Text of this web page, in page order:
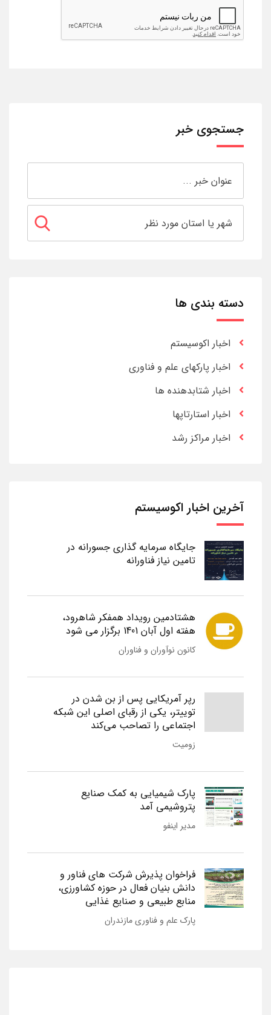
جستجوی خبر
دسته بندی ها
اخبار اکوسیستم
اخبار پارکهای علم و فناوری
اخبار شتابدهنده ها
اخبار استارتاپها
اخبار مراکز رشد
آخرین اخبار اکوسیستم
جایگاه سرمایه گذاری جسورانه در
تامین نیاز فناورانه
هشتادمین رویداد همفکر شاهرود،
هفته اول آبان 1401 برگزار می شود
کانون نوآوران و فناوران
رپر آمریکایی پس از بن شدن در
توییتر، یکی از رقبای اصلی این شبکه
اجتماعی را تصاحب می‌کند
زومیت
پارک شیمیایی به کمک صنایع
پتروشیمی آمد
مدیر اینفو
فراخوان پذیرش شرکت های فناور و
دانش بنیان فعال در حوزه کشاورزی،
منابع طبیعی و صنایع غذایی
پارک علم و فناوری مازندران